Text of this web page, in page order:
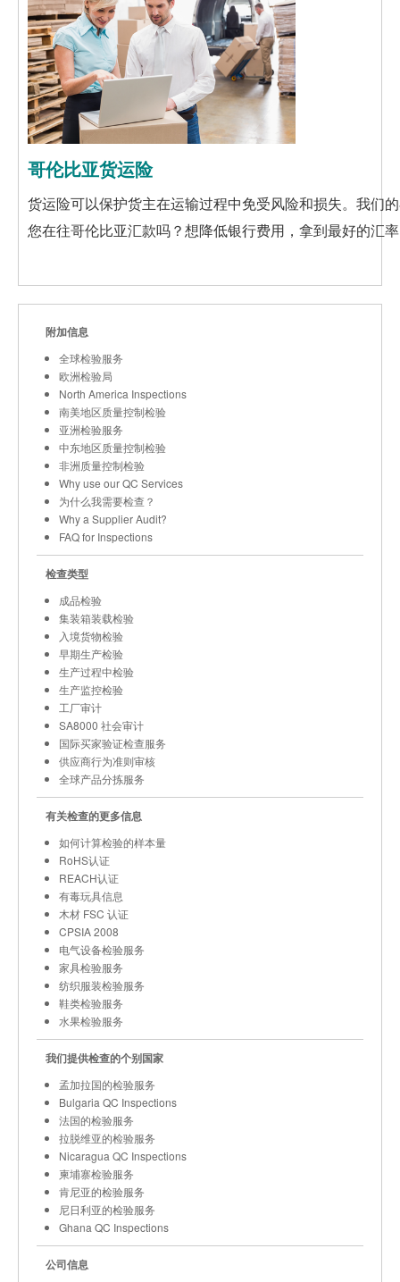
哥伦比亚货运险
货运险可以保护货主在运输过程中免受风险和损失。我们
您在往哥伦比亚汇款吗？想降低银行费用，拿到最好的汇
附加信息
全球检验服务
欧洲检验局
North America Inspections
南美地区质量控制检验
亚洲检验服务
中东地区质量控制检验
非洲质量控制检验
Why use our QC Services
为什么我需要检查？
Why a Supplier Audit?
FAQ for Inspections
检查类型
成品检验
集装箱装载检验
入境货物检验
早期生产检验
生产过程中检验
生产监控检验
工厂审计
SA8000 社会审计
国际买家验证检查服务
供应商行为准则审核
全球产品分拣服务
有关检查的更多信息
如何计算检验的样本量
RoHS认证
REACH认证
有毒玩具信息
木材 FSC 认证
CPSIA 2008
电气设备检验服务
家具检验服务
纺织服装检验服务
鞋类检验服务
水果检验服务
我们提供检查的个别国家
孟加拉国的检验服务
Bulgaria QC Inspections
法国的检验服务
拉脱维亚的检验服务
Nicaragua QC Inspections
柬埔寨检验服务
肯尼亚的检验服务
尼日利亚的检验服务
Ghana QC Inspections
公司信息